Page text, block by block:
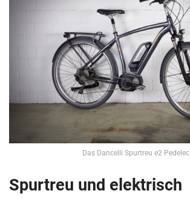
Das Dancelli Spurtreu e2 Pedelec
Spurtreu und elektrisch